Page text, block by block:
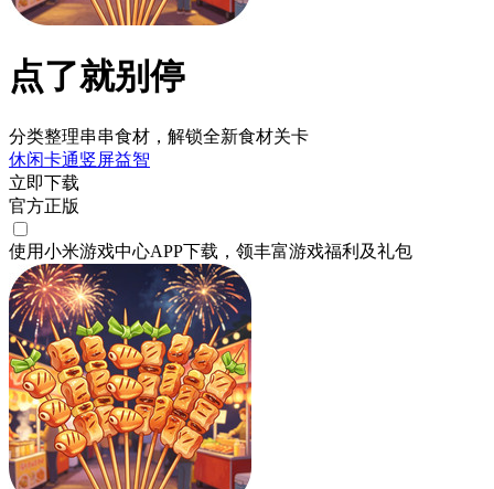
点了就别停
分类整理串串食材，解锁全新食材关卡
休闲卡通竖屏益智
立即下载
官方正版
使用小米游戏中心APP下载 ，领丰富游戏福利 及礼包